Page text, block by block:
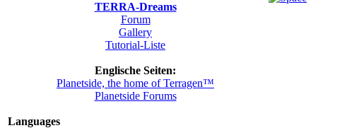
TERRA-Dreams
Forum
Gallery
Tutorial-Liste
Englische Seiten:
Planetside, the home of Terragen™
Planetside Forums
Languages